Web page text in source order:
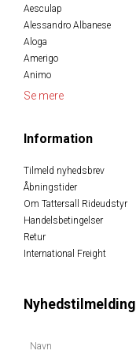
Aesculap
Alessandro Albanese
Aloga
Amerigo
Animo
Se mere
Information
Tilmeld nyhedsbrev
Åbningstider
Om Tattersall Rideudstyr
Handelsbetingelser
Retur
International Freight
Nyhedstilmelding